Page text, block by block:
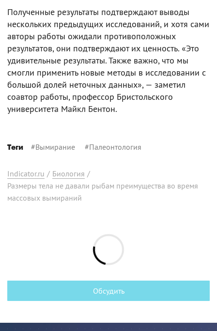
Полученные результаты подтверждают выводы
нескольких предыдущих исследований, и хотя сами
авторы работы ожидали противоположных
результатов, они подтверждают их ценность. «Это
удивительные результаты. Также важно, что мы
смогли применить новые методы в исследовании с
большой долей неточных данных», — заметил
соавтор работы, профессор Бристольского
университета Майкл Бентон.
Теги #Вымирание #Палеонтология
Indicator.ru / Биология /
Размеры тела не давали рыбам преимущества во время
массовых вымираний
Обсудить